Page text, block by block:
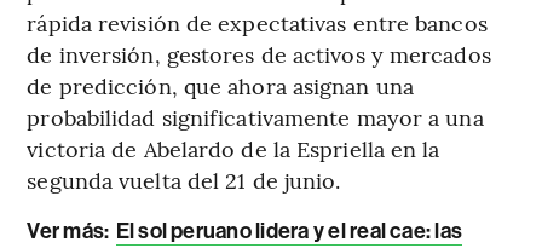
rápida revisión de expectativas entre bancos
de inversión, gestores de activos y mercados
de predicción, que ahora asignan una
probabilidad significativamente mayor a una
victoria de Abelardo de la Espriella en la
segunda vuelta del 21 de junio.
Ver más: El sol peruano lidera y el real cae: las